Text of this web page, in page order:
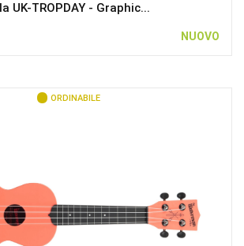
UK-TROPDAY - Graphic...
NUOVO
ORDINABILE